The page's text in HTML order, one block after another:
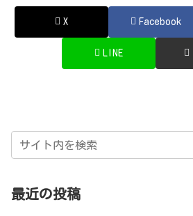
X Facebook
LINE
最近の投稿